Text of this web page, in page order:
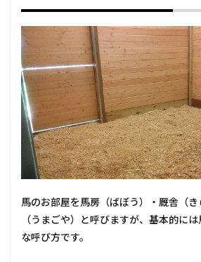
馬のお部屋を馬房（ばぼう）・厩舎（
（うまごや）と呼びますが、基本的に
な呼び方です。